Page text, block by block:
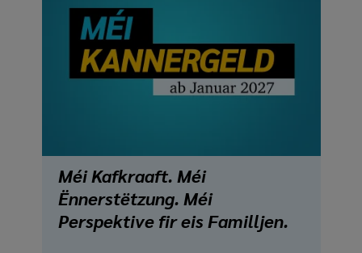
Méi Kafkraaft. Méi
Ënnerstëtzung. Méi
Perspektive fir eis Familljen.